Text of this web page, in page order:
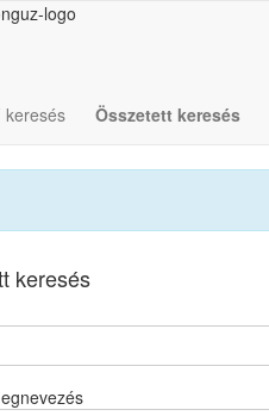
keresés Összetett keresés
keresés